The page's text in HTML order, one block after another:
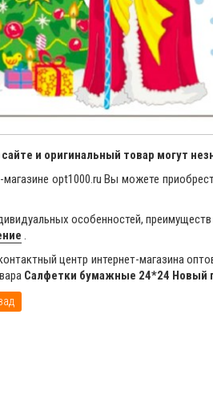
и оригинальный товар могут
opt1000.ru Вы можете
особенностей,
.
центр интернет-магазина
Салфетки бумажные 24*24 Новый